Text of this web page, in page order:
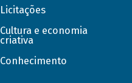
Licitações
Cultura e economia
criativa
Conhecimento